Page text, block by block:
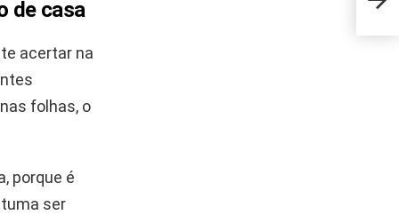
de casa
acertar na
folhas, o
porque é
ser